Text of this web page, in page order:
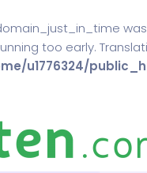
too early.
u1776324/